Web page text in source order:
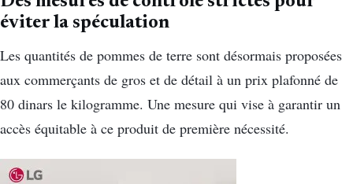
éviter la spéculation
Les quantités de pommes de terre sont désormais proposées
aux commerçants de gros et de détail à un prix plafonné de
80 dinars le kilogramme. Une mesure qui vise à garantir un
accès équitable à ce produit de première nécessité.